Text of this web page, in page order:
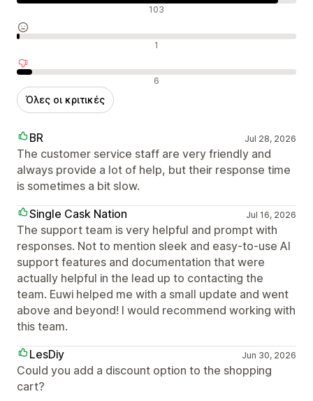
Θετικές κριτικές 103
Ουδέτερες κριτικές 1
Αρνητικές κριτικές 6
Όλες οι κριτικές
BR Jul 28, 2026
The customer service staff are very friendly and
always provide a lot of help, but their response time
is sometimes a bit slow.
Single Cask Nation
Jul 16, 2026
The support team is very helpful and prompt with
responses. Not to mention sleek and easy-to-use AI
support features and documentation that were
actually helpful in the lead up to contacting the
team. Euwi helped me with a small update and went
above and beyond! I would recommend working with
this team.
LesDiy
Jun 30, 2026
Could you add a discount option to the shopping
cart?